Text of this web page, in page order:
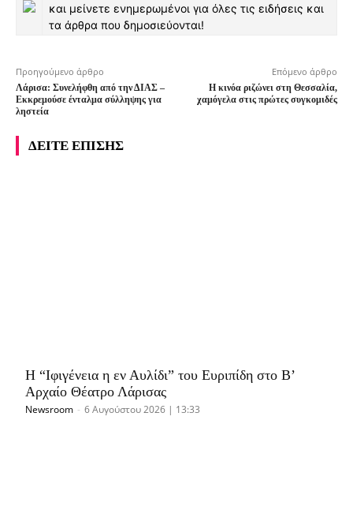
και μείνετε ενημερωμένοι για όλες τις ειδήσεις και
τα άρθρα που δημοσιεύονται!
Προηγούμενο άρθρο
Λάρισα: Συνελήφθη από την ΔΙΑΣ –
Εκκρεμούσε ένταλμα σύλληψης για
ληστεία
Επόμενο άρθρο
Η κινόα ριζώνει στη Θεσσαλία,
χαμόγελα στις πρώτες συγκομιδές
ΔΕΙΤΕ ΕΠΙΣΗΣ
Η “Ιφιγένεια η εν Αυλίδι” του Ευριπίδη στο Β’
Αρχαίο Θέατρο Λάρισας
Newsroom - 6 Αυγούστου 2026 | 13:33